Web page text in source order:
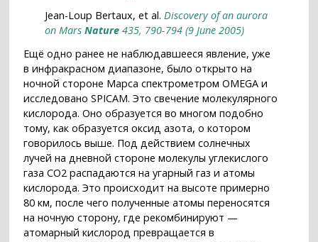
Jean-Loup Bertaux, et al.Discovery of an aurora
on Mars Nature 435, 790-794 (9 June 2005)
Ещё одно ранее не наблюдавшееся явление, уже
в инфракрасном диапазоне, было открыто на
ночной стороне Марса спектрометром OMEGA и
исследовано SPICAM. Это свечение молекулярного
кислорода. Оно образуется во многом подобно
тому, как образуется оксид азота, о котором
говорилось выше. Под действием солнечных
лучей на дневной стороне молекулы углекислого
газа CO2 распадаются на угарный газ и атомы
кислорода. Это происходит на высоте примерно
80 км, после чего полученные атомы переносятся
на ночную сторону, где рекомбинируют —
атомарный кислород превращается в